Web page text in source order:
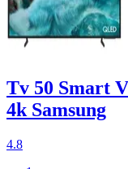
Tv 50 Smart
4k Samsung
4.8